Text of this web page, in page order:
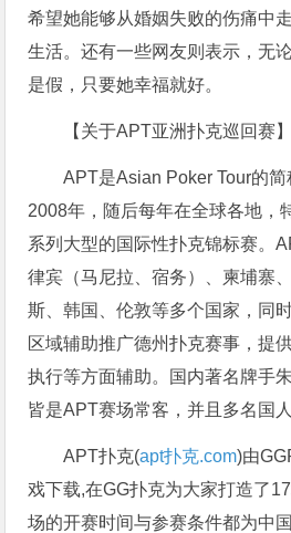
希望她能够从婚姻失败的伤痛中
生活。还有一些网友则表示，无
是假，只要她幸福就好。
【关于APT亚洲扑克巡回赛】
APT是Asian Poker Tour的
2008年，随后每年在全球各地，
系列大型的国际性扑克锦标赛。
律宾（马尼拉、宿务）、柬埔寨
斯、韩国、伦敦等多个国家，同
区域辅助推广德州扑克赛事，提
执行等方面辅助。国内著名牌手
皆是APT赛场常客，并且多名国
APT扑克(apt扑克.com)由
戏下载,在GG扑克为大家打造了
场的开赛时间与参赛条件都为中